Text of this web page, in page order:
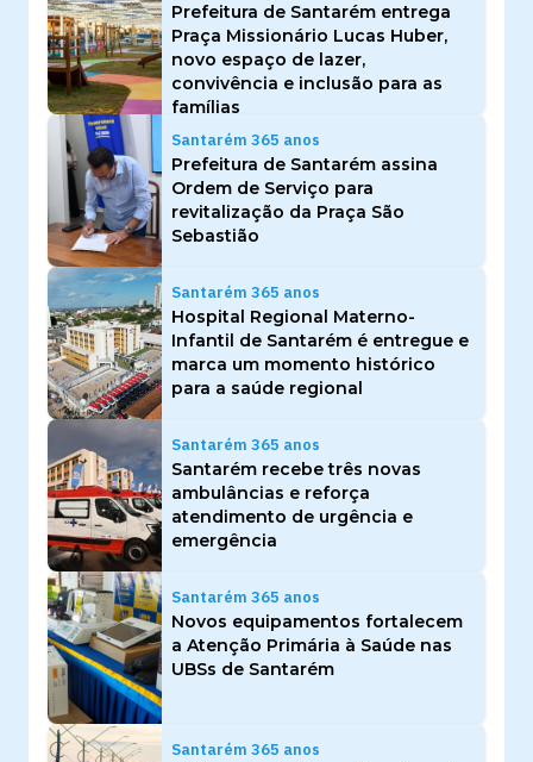
Prefeitura de Santarém entrega
Praça Missionário Lucas Huber,
novo espaço de lazer,
convivência e inclusão para as
famílias
Santarém 365 anos
Prefeitura de Santarém assina
Ordem de Serviço para
revitalização da Praça São
Sebastião
Santarém 365 anos
Hospital Regional Materno-
Infantil de Santarém é entregue e
marca um momento histórico
para a saúde regional
Santarém 365 anos
Santarém recebe três novas
ambulâncias e reforça
atendimento de urgência e
emergência
Santarém 365 anos
Novos equipamentos fortalecem
a Atenção Primária à Saúde nas
UBSs de Santarém
Santarém 365 anos